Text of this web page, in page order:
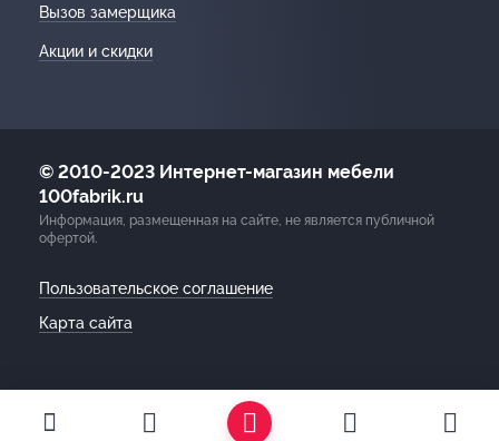
Вызов замерщика
Акции и скидки
© 2010-2023 Интернет-магазин мебели
100fabrik.ru
Информация, размещенная на сайте, не является публичной
офертой.
Пользовательское соглашение
Карта сайта